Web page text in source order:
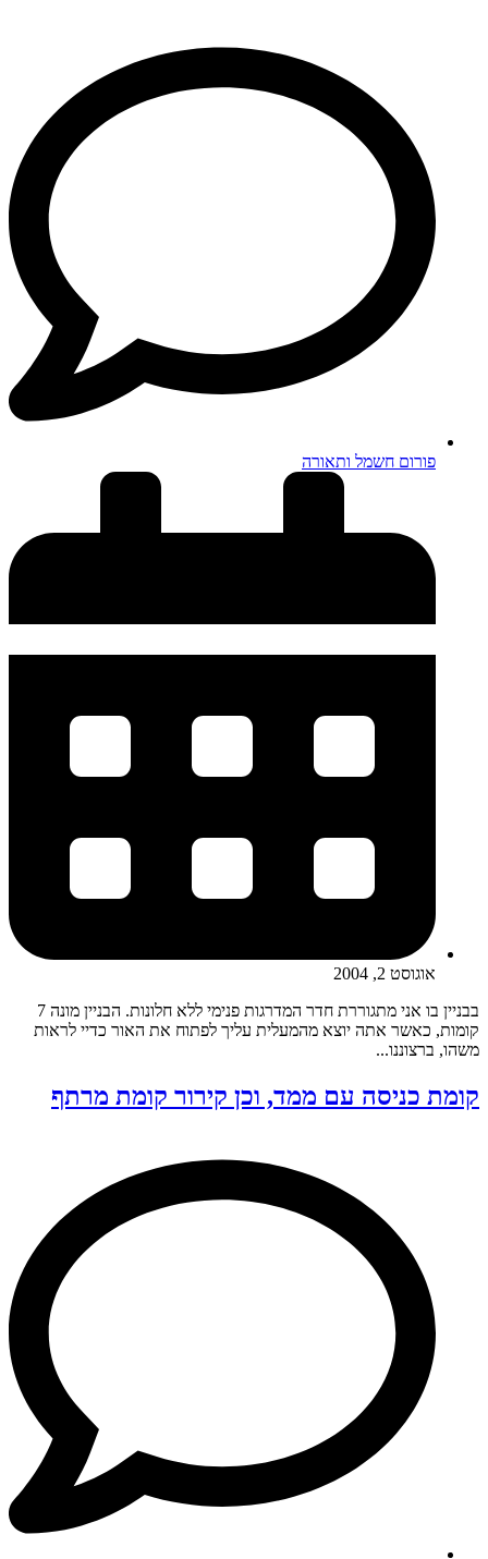
פורום חשמל ותאורה
אוגוסט 2, 2004
בבניין בו אני מתגוררת חדר המדרגות פנימי ללא חלונות. הבניין מונה 7
קומות, כאשר אתה יוצא מהמעלית עליך לפתוח את האור כדיי לראות
משהו, ברצוננו...
קומת כניסה עם ממד, וכן קירור קומת מרתף